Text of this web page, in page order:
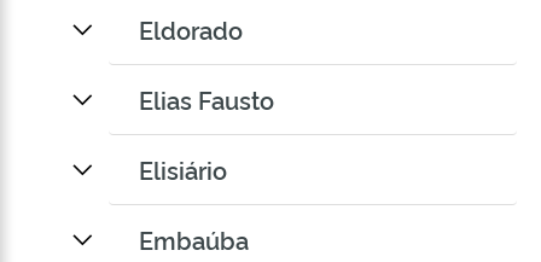
Eldorado
Elias Fausto
Elisiário
Embaúba